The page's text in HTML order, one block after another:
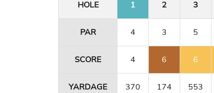
HOLE
1 2 3
PAR 4 3 5
SCORE 4 6 6
YARDAGE 370 174 553